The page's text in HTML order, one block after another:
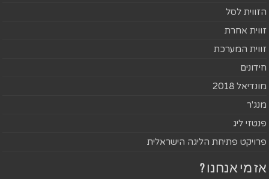
הזווית לסל
זווית אחרת
זווית המערכת
חידונים
מונדיאל 2018
מנג'ר
פנטזי ליג
פרויקט פתיחת הליגה הישראלית
אז מי אנחנו ?